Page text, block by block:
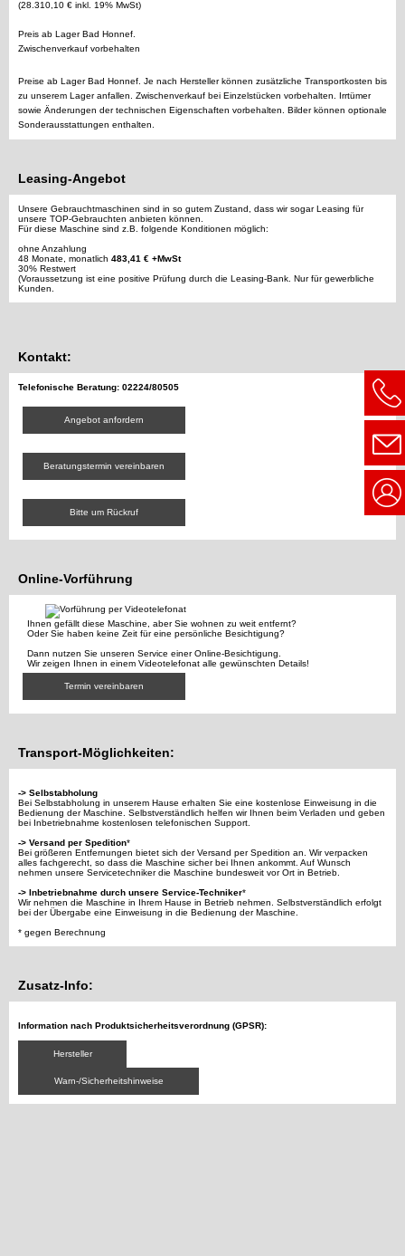
(28.310,10 € inkl. 19% MwSt)
Preis ab Lager Bad Honnef.
Zwischenverkauf vorbehalten
Preise ab Lager Bad Honnef. Je nach Hersteller können zusätzliche Transportkosten bis
zu unserem Lager anfallen. Zwischenverkauf bei Einzelstücken vorbehalten. Irrtümer
sowie Änderungen der technischen Eigenschaften vorbehalten. Bilder können optionale
Sonderausstattungen enthalten.
Leasing-Angebot
Unsere Gebrauchtmaschinen sind in so gutem Zustand, dass wir sogar Leasing für
unsere TOP-Gebrauchten anbieten können.
Für diese Maschine sind z.B. folgende Konditionen möglich:
ohne Anzahlung
48 Monate, monatlich 483,41 € +MwSt
30% Restwert
(Voraussetzung ist eine positive Prüfung durch die Leasing-Bank. Nur für gewerbliche
Kunden.
Kontakt:
Telefonische Beratung: 02224/80505
Angebot anfordern
Beratungstermin vereinbaren
Bitte um Rückruf
Online-Vorführung
Ihnen gefällt diese Maschine, aber Sie wohnen zu weit entfernt?
Oder Sie haben keine Zeit für eine persönliche Besichtigung?
Dann nutzen Sie unseren Service einer Online-Besichtigung.
Wir zeigen Ihnen in einem Videotelefonat alle gewünschten Details!
Termin vereinbaren
Transport-Möglichkeiten:
-> Selbstabholung
Bei Selbstabholung in unserem Hause erhalten Sie eine kostenlose Einweisung in die
Bedienung der Maschine. Selbstverständlich helfen wir Ihnen beim Verladen und geben
bei Inbetriebnahme kostenlosen telefonischen Support.
-> Versand per Spedition*
Bei größeren Entfernungen bietet sich der Versand per Spedition an. Wir verpacken
alles fachgerecht, so dass die Maschine sicher bei Ihnen ankommt. Auf Wunsch
nehmen unsere Servicetechniker die Maschine bundesweit vor Ort in Betrieb.
-> Inbetriebnahme durch unsere Service-Techniker*
Wir nehmen die Maschine in Ihrem Hause in Betrieb nehmen. Selbstverständlich erfolgt
bei der Übergabe eine Einweisung in die Bedienung der Maschine.
* gegen Berechnung
Zusatz-Info:
Information nach Produktsicherheitsverordnung (GPSR):
Hersteller
Warn-/Sicherheitshinweise